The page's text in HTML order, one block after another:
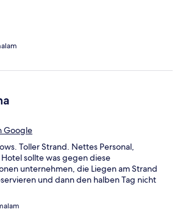
Google
Toller Strand. Nettes Personal,
sollte was gegen diese
unternehmen, die Liegen am Strand
und dann den halben Tag nicht